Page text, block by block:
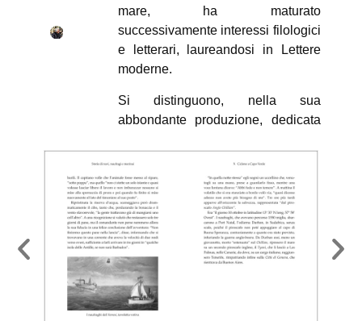
mare, ha maturato
successivamente interessi filologici
e letterari, laureandosi in Lettere
moderne.
Si distinguono, nella sua
abbondante produzione, dedicata
di racconti,
Il Cacciadiavoli e altro
mare(Le Opere e i Giorni, 2001);
un saggio critico,Profili di autori
elbani contemporanei(Le Opere e i
Giorni, 2008) e i romanziIl tesoro
del Carmine
2017) e
Diletta Mauro